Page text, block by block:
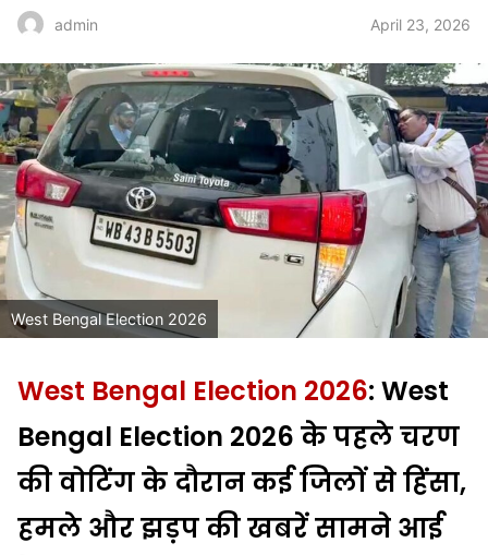
admin April 23, 2026
West Bengal Election 2026
West Bengal Election 2026: West
Bengal Election 2026 के पहले चरण
की वोटिंग के दौरान कई जिलों से हिंसा,
हमले और झड़प की खबरें सामने आई